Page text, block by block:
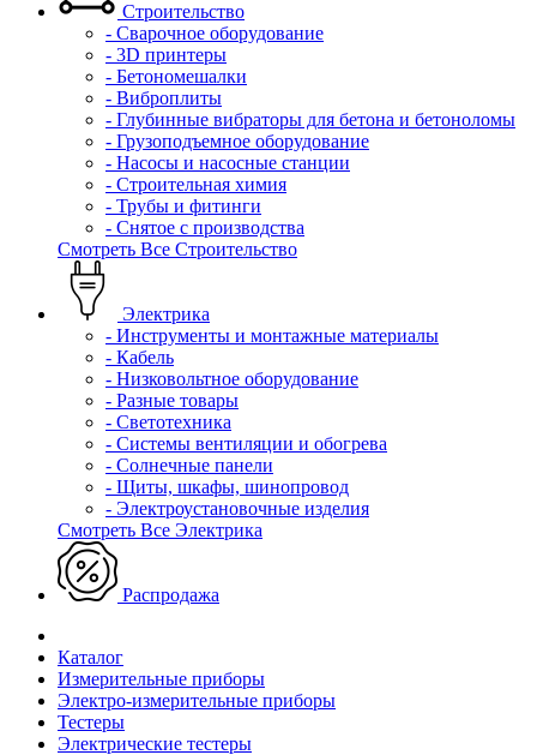
Строительство
- Сварочное оборудование
- 3D принтеры
- Бетономешалки
- Виброплиты
- Глубинные вибраторы для бетона и бетоноломы
- Грузоподъемное оборудование
- Насосы и насосные станции
- Строительная химия
- Трубы и фитинги
- Снятое с производства
Смотреть Все Строительство
Электрика
- Инструменты и монтажные материалы
- Кабель
- Низковольтное оборудование
- Разные товары
- Светотехника
- Системы вентиляции и обогрева
- Солнечные панели
- Щиты, шкафы, шинопровод
- Электроустановочные изделия
Смотреть Все Электрика
Распродажа
Каталог
Измерительные приборы
Электро-измерительные приборы
Тестеры
Электрические тестеры